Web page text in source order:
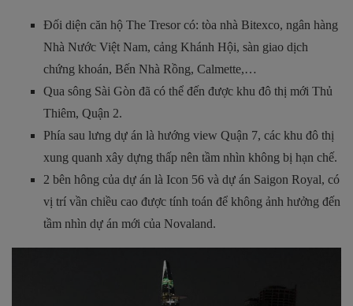
Đối diện căn hộ The Tresor có: tòa nhà Bitexco, ngân hàng
Nhà Nước Việt Nam, cảng Khánh Hội, sàn giao dịch
chứng khoán, Bến Nhà Rồng, Calmette,…
Qua sông Sài Gòn đã có thể đến được khu đô thị mới Thủ
Thiêm, Quận 2.
Phía sau lưng dự án là hướng view Quận 7, các khu đô thị
xung quanh xây dựng thấp nên tầm nhìn không bị hạn chế.
2 bên hông của dự án là Icon 56 và dự án Saigon Royal, có
vị trí vần chiều cao được tính toán để không ảnh hưởng đến
tầm nhìn dự án mới của Novaland.